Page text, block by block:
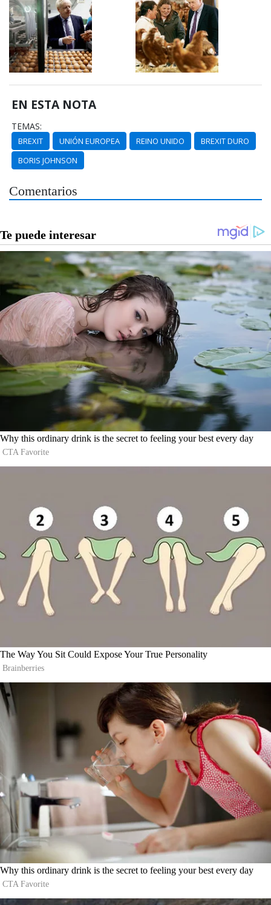
EN ESTA NOTA
TEMAS:
BREXIT UNIÓN EUROPEA REINO UNIDO
BREXIT DURO
BORIS JOHNSON
Comentarios